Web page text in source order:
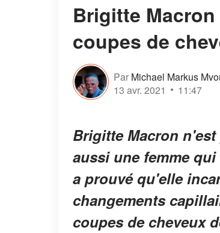
Brigitte
coupes de
Par Michael Markus
13 avr. 2021
11:47
Brigitte Macron
aussi une femme
a prouvé qu'elle
changements
coupes de cheveux